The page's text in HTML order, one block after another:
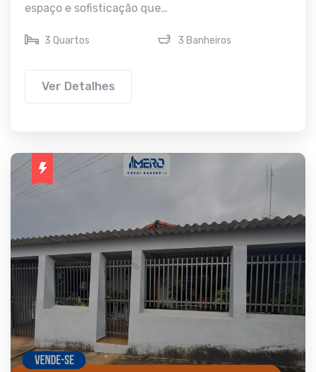
espaço e sofisticação que…
3 Quartos 3 Banheiros
Ver Detalhes